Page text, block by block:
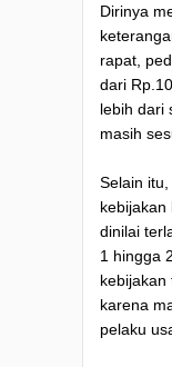
Dirinya
rapat,
dari
lebih dari
masih
Selain
kebijakan
dinilai
1 hingga
kebijakan
karena
pelaku